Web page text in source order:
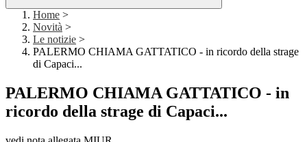
Home >
Novità >
Le notizie >
PALERMO CHIAMA GATTATICO - in ricordo della strage
di Capaci...
PALERMO CHIAMA GATTATICO - in
ricordo della strage di Capaci...